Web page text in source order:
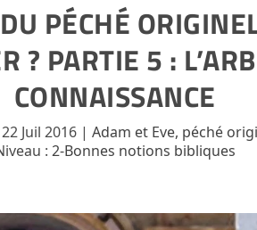
PÉCHÉ
? PARTIE 5 :
CONNAISSANCE
22 Juil 2016 |Adam et Eve, péché
: 2-Bonnes notions bibliques